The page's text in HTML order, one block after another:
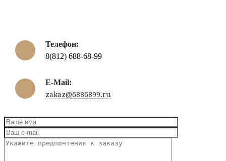
Телефон:
8(812) 688-68-99
E-Mail:
zakaz@6886899.ru